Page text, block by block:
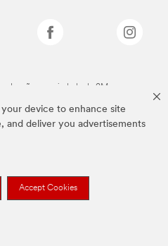
device to enhance site
and deliver you advertisements
Accept Cookies
são propriedade da 3M.